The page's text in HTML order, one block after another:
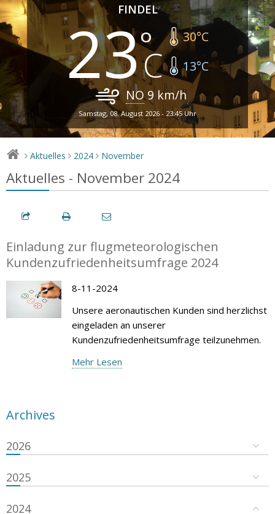
FINDEL
23 30°C
13°C
NO9 km/h
Samstag, 08. August 2026 - 23:45 Uhr
> Aktuelles > 2024 > November
Aktuelles - November 2024
Einladung zur flugmeteorologischen
Kundenzufriedenheitsumfrage 2024
8-11-2024
Unsere aeronautischen Kunden sind herzlichst
eingeladen an unserer
Kundenzufriedenheitsumfrage teilzunehmen.
Mehr Lesen
Archives
2026
2025
2024